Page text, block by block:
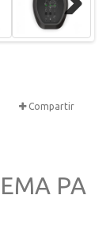
Next
Compartir
PA